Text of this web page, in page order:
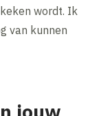
wordt. Ik
van kunnen